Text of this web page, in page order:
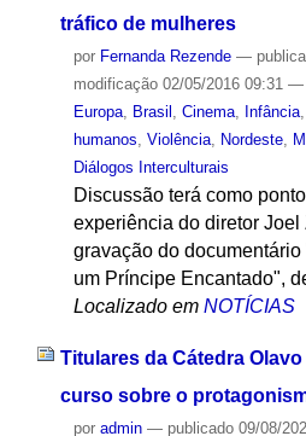
tráfico de mulheres
por Fernanda Rezende —
modificação02/05/2016 09:31 —
Europa, Brasil Cinema, Infância,
humanos Violência, Nordeste,
Diálogos Interculturais
Discussão terá como
experiência do diretor Joel
gravação do
um Príncipe Encantado",
Localizado em NOTÍCIAS
Titulares da Cátedra
curso sobre o
por admin — publicado09/08/